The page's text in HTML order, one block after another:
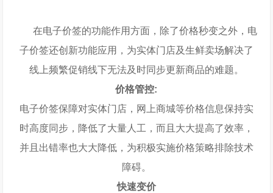
在电子价签的功能作用方面，除了价格秒变之外，电
子价签还创新功能应用，为实体门店及生鲜卖场解决了
线上频繁促销线下无法及时同步更新商品的难题。
价格管控:
电子价签保障对实体门店，网上商城等价格信息保持实
时高度同步，降低了大量人工，而且大大提高了效率，
并且出错率也大大降低，为积极实施价格策略排除技术
障碍。
快速变价